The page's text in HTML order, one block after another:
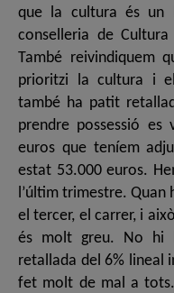
que la cultura és un
conselleria de
També reivindiquem
prioritzi la cultura i
també ha patit
prendre possessió es
euros que teníem
estat 53.000 euros.
l’últim trimestre. Quan
el tercer, el carrer, i
és molt greu. No hi
retallada del 6% lineal
fet molt de mal a tots.